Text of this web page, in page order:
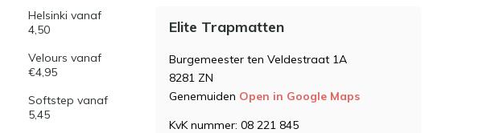
Helsinki vanaf
4,50
Velours vanaf
€4,95
Softstep vanaf
5,45
Elite Trapmatten
Burgemeester ten Veldestraat 1A
8281 ZN
Genemuiden Open in Google Maps
KvK nummer: 08 221 845